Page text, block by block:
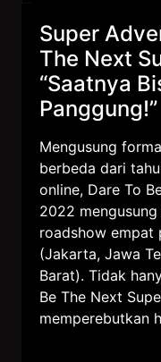
Super
The Next
“Saatnya
Panggung!”
Mengusung
berbeda dari
online, Dare To
2022
roadshow empat
(Jakarta, Jawa
Barat). Tidak
Be The Next
memperebutkan